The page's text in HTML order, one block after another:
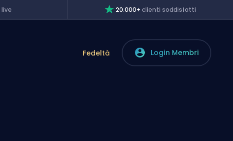
live 20.000+clienti soddisfatti
Fedeltà Login Membri